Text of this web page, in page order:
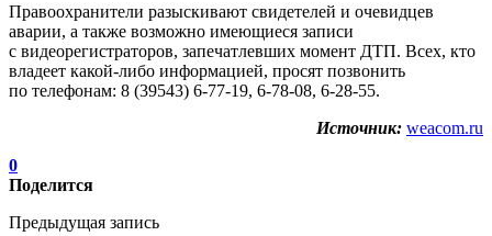
Правоохранители разыскивают свидетелей и очевидцев
аварии, а также возможно имеющиеся записи
с видеорегистраторов, запечатлевших момент ДТП. Всех, кто
владеет какой-либо информацией, просят позвонить
по телефонам: 8 (39543) 6-77-19, 6-78-08, 6-28-55.
Источник: weacom.ru
0
Поделится
Предыдущая запись